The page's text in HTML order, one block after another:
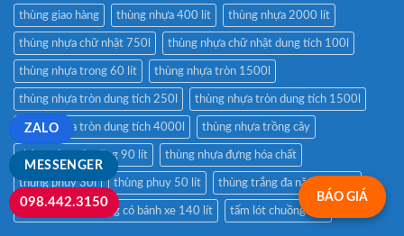
thùng giao hàng thùng nhựa 400 lít thùng nhựa 2000 lít
thùng nhựa chữ nhật 750l thùng nhựa chữ nhật dung tích 100l
thùng nhựa trong 60 lít thùng nhựa tròn 1500l
thùng nhựa tròn dung tích 250l thùng nhựa tròn dung tích 1500l
thùng nhựa tròn dung tích 4000l thùng nhựa trồng cây
thùng nhựa đa năng 90 lít thùng nhựa đựng hóa chất
thùng phuy 30l thùng phuy 50 lít thùng trắng đa năng 120 lít
thùng trắng đa năng có bánh xe 140 lít tấm lót chuồng chó
BÁO GIÁ
MESSENGER
ZALO
098.442.3150